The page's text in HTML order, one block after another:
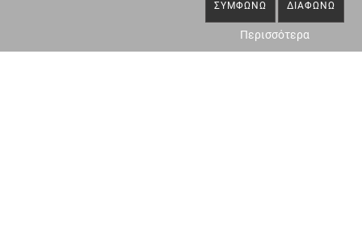
ΣΥΜΦΩΝΏ ΔΙΑΦΩΝΏ
Περισσότερα